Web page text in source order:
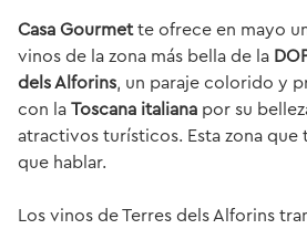
Casa Gourmette ofrece en mayo
vinos de la zona más bella de la
dels Alforins, un paraje colorido y
con la Toscana italiana por su
atractivos turísticos. Esta zona que
que hablar.
Los vinos de Terres dels Alforins